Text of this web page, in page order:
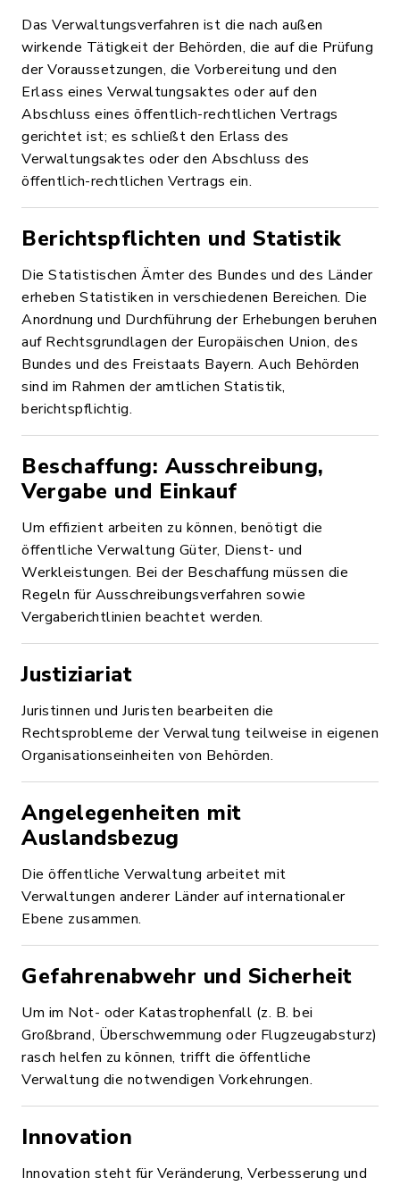
Das Verwaltungsverfahren ist die nach außen
wirkende Tätigkeit der Behörden, die auf die Prüfung
der Voraussetzungen, die Vorbereitung und den
Erlass eines Verwaltungsaktes oder auf den
Abschluss eines öffentlich-rechtlichen Vertrags
gerichtet ist; es schließt den Erlass des
Verwaltungsaktes oder den Abschluss des
öffentlich-rechtlichen Vertrags ein.
Berichtspflichten und Statistik
Die Statistischen Ämter des Bundes und des Länder
erheben Statistiken in verschiedenen Bereichen. Die
Anordnung und Durchführung der Erhebungen beruhen
auf Rechtsgrundlagen der Europäischen Union, des
Bundes und des Freistaats Bayern. Auch Behörden
sind im Rahmen der amtlichen Statistik,
berichtspflichtig.
Beschaffung: Ausschreibung,
Vergabe und Einkauf
Um effizient arbeiten zu können, benötigt die
öffentliche Verwaltung Güter, Dienst- und
Werkleistungen. Bei der Beschaffung müssen die
Regeln für Ausschreibungsverfahren sowie
Vergaberichtlinien beachtet werden.
Justiziariat
Juristinnen und Juristen bearbeiten die
Rechtsprobleme der Verwaltung teilweise in eigenen
Organisationseinheiten von Behörden.
Angelegenheiten mit
Auslandsbezug
Die öffentliche Verwaltung arbeitet mit
Verwaltungen anderer Länder auf internationaler
Ebene zusammen.
Gefahrenabwehr und Sicherheit
Um im Not- oder Katastrophenfall (z. B. bei
Großbrand, Überschwemmung oder Flugzeugabsturz)
rasch helfen zu können, trifft die öffentliche
Verwaltung die notwendigen Vorkehrungen.
Innovation
Innovation steht für Veränderung, Verbesserung und